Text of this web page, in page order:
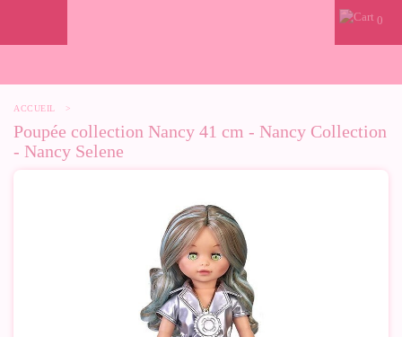
0
ACCUEIL >
Poupée collection Nancy 41 cm - Nancy Collection
- Nancy Selene